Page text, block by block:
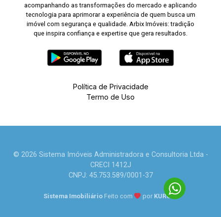
acompanhando as transformações do mercado e aplicando
tecnologia para aprimorar a experiência de quem busca um
imóvel com segurança e qualidade. Arbix Imóveis: tradição
que inspira confiança e expertise que gera resultados.
Política de Privacidade
Termo de Uso
© 2026 Sistema Imóveis Administradora e Consultoria Ltda -
CRECI 1412J
CNPJ: 45.753.589/0001-37
Sistema Imobiliário Feito com por KUROLE